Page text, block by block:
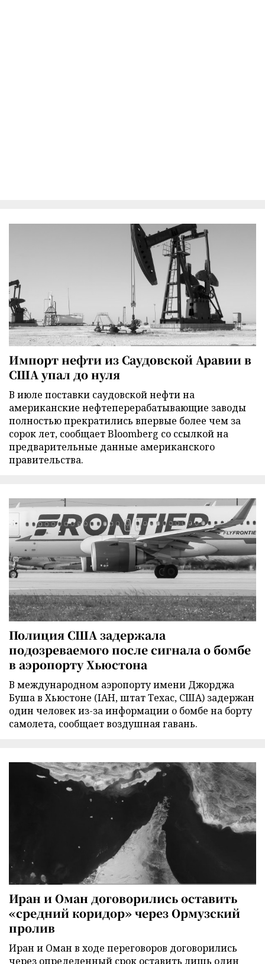
Импорт нефти из Саудовской Аравии в
США упал до нуля
В июле поставки саудовской нефти на
американские нефтеперерабатывающие заводы
полностью прекратились впервые более чем за
сорок лет, сообщает Bloomberg со ссылкой на
предварительные данные американского
правительства.
Полиция США задержала
подозреваемого после сигнала о бомбе
в аэропорту Хьюстона
В международном аэропорту имени Джорджа
Буша в Хьюстоне (IAH, штат Техас, США) задержан
один человек из-за информации о бомбе на борту
самолета, сообщает воздушная гавань.
Иран и Оман договорились оставить
«средний коридор» через Ормузский
пролив
Иран и Оман в ходе переговоров договорились
через определенный срок оставить лишь один